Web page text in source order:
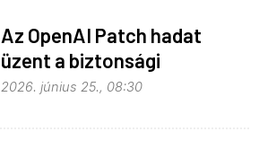
Az OpenAI Patch hadat
üzent a biztonsági
problémáknak
2026. június 25., 08:30